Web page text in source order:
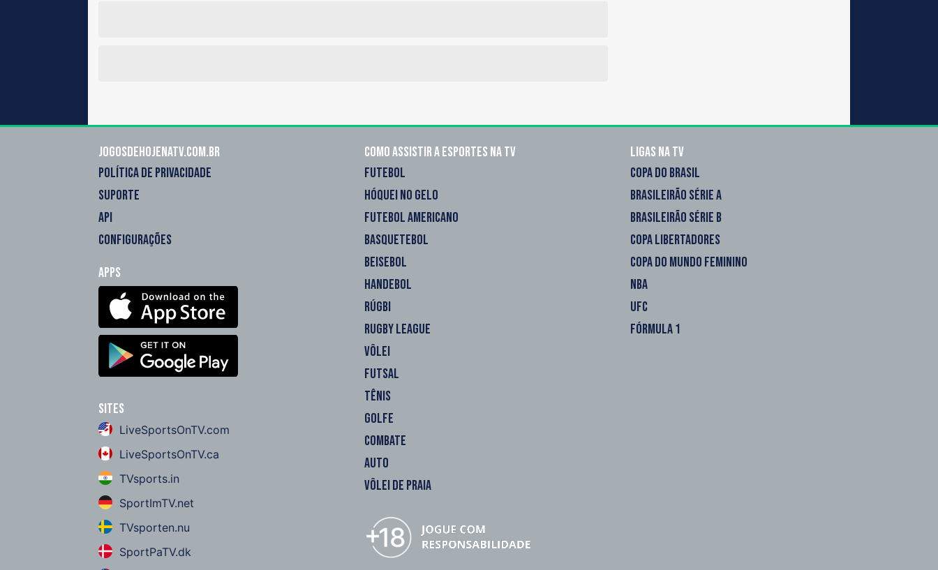
Jogosdehojenatv.com.br
POLÍTICA DE PRIVACIDADE
SUPORTE
API
CONFIGURAÇÕES
Apps
Sites
LiveSportsOnTV.com
LiveSportsOnTV.ca
TVsports.in
SportImTV.net
TVsporten.nu
SportPaTV.dk
Como assistir a esportes na TV
FUTEBOL
HÓQUEI NO GELO
FUTEBOL AMERICANO
BASQUETEBOL
BEISEBOL
HANDEBOL
RÚGBI
RUGBY LEAGUE
VÔLEI
FUTSAL
TÊNIS
GOLFE
COMBATE
AUTO
VÔLEI DE PRAIA
Ligas na TV
COPA DO BRASIL
BRASILEIRÃO SÉRIE A
BRASILEIRÃO SÉRIE B
COPA LIBERTADORES
COPA DO MUNDO FEMININO
NBA
UFC
FÓRMULA 1